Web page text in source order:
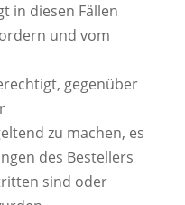
in diesen Fällen
und vom
gegenüber
zu machen, es
des Bestellers
sind oder